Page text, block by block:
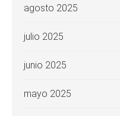
agosto 2025
julio 2025
junio 2025
mayo 2025